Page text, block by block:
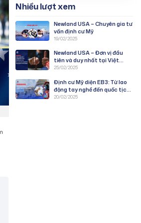
Nhiều lượt xem
Newland USA – Chuyên gia tư
vấn định cư Mỹ
19/02/2025
Newland USA – Đơn vị đầu
tiên và duy nhất tại Việt
Nam được duyệt PWD
Tay Nghề
25/02/2025
Định cư Mỹ diện EB3: Từ lao
động tay nghề đến quốc tịch
Mỹ
20/02/2025